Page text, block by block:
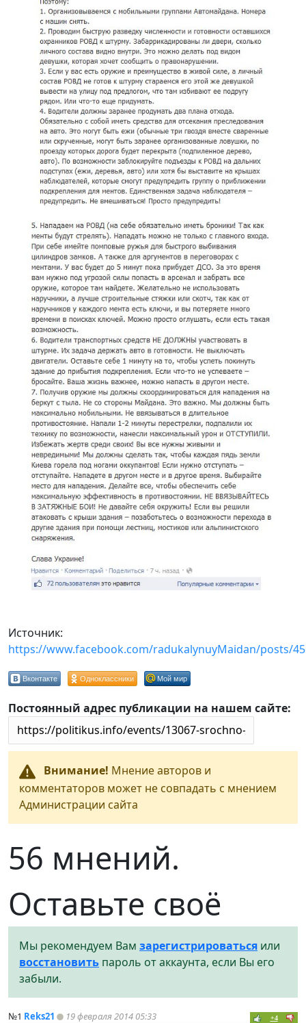
Источник:
https://www.facebook.com/radukalynuyMaidan/posts/
Вконтакте Одноклассники Мой мир
Постоянный адрес публикации на нашем сайте:
Внимание! Мнение авторов и
комментаторов может не совпадать с мнением
Администрации сайта
56 мнений.
Оставьте своё
Мы рекомендуем Вам зарегистрироваться или
восстановить пароль от аккаунта, если Вы его
забыли.
№1 Reks21 19 февраля 2014 05:33 +4